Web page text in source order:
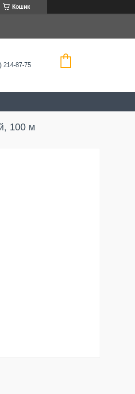
Кошик
214-87-75
100 м